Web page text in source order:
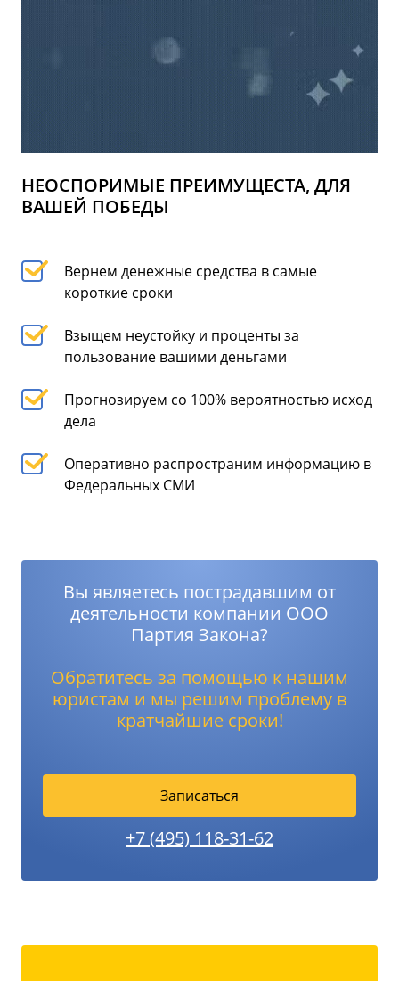
НЕОСПОРИМЫЕ ПРЕИМУЩЕСТА, ДЛЯ
ВАШЕЙ ПОБЕДЫ
Вернем денежные средства в самые
короткие сроки
Взыщем неустойку и проценты за
пользование вашими деньгами
Прогнозируем со 100% вероятностью исход
дела
Оперативно распространим информацию в
Федеральных СМИ
Вы являетесь пострадавшим от
деятельности компании ООО
Партия Закона?
Обратитесь за помощью к нашим
юристам и мы решим проблему в
кратчайшие сроки!
Записаться
+7 (495) 118-31-62